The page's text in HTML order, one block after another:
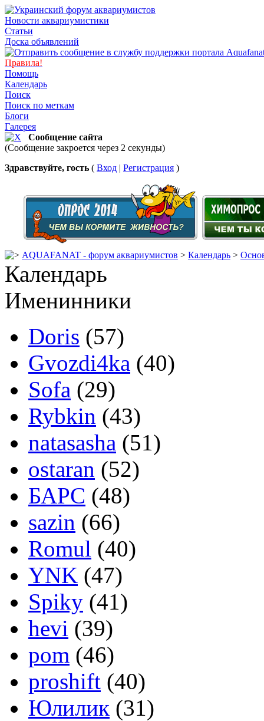
Новости аквариумистики
Статьи
Доска объявлений
Правила!
Помощь
Календарь
Поиск
Поиск по меткам
Блоги
Галерея
Сообщение сайта
(Сообщение закроется через 2 секунды)
Здравствуйте, гость ( Вход | Регистрация )
AQUAFANAT - форум аквариумистов > Календарь >
Календарь
Именинники
Doris (57)
Gvozdi4ka (40)
Sofa (29)
Rybkin (43)
natasasha (51)
ostaran (52)
БАРС (48)
sazin (66)
Romul (40)
YNK (47)
Spiky (41)
hevi (39)
pom (46)
proshift (40)
Юлилик (31)